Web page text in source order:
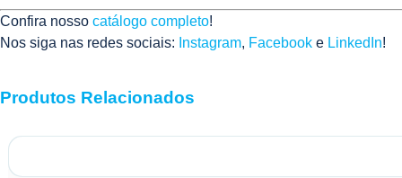
Confira nosso catálogo completo!
Nos siga nas redes sociais: Instagram, Facebook e LinkedIn!
Produtos Relacionados